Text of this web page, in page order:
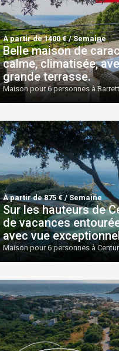
À partir de 1400 € / Semaine
Belle maison de
calme, climatisée,
grande terrasse.
Maison pour 6 personnes à
À partir de 875 € / Semaine
Sur les hauteurs de
de vacances
avec vue
Maison pour 6 personnes à